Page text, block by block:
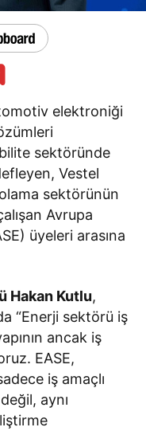
elektroniği
sektöründe
Vestel
sektörünün
Avrupa
üyeleri arasına
Hakan Kutlu,
“Enerji sektörü iş
ancak iş
EASE,
iş amaçlı
aynı